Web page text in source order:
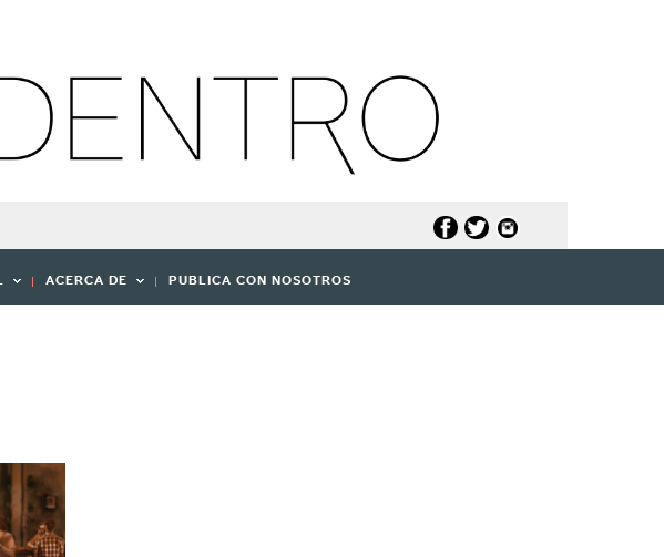
ACERCA DE PUBLICA CON NOSOTROS